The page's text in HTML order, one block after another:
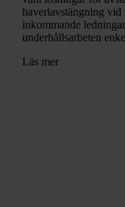
haveriavstängning
inkommande
underhållsarbeten
Läs mer